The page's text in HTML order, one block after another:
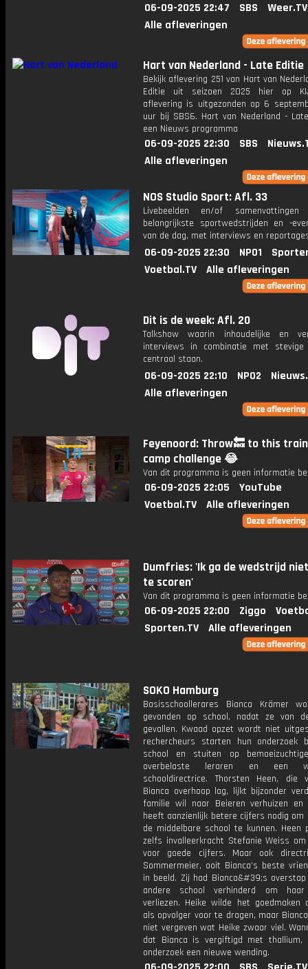
06-09-2025 22:47 SBS
Weer.TV
Alle afleveringen
Hart van Nederland - Late Editie
Bekijk aflevering 251 van Hart van
Editie uit seizoen 2025 hier op
aflevering is uitgezonden op 6
uur bij SBS6. Hart van Nederland -
een Nieuws programma
06-09-2025 22:30 SBS
Alle afleveringen
NOS Studio Sport: Afl. 33
Livebeelden en/of
belangrijkste sportwedstrijden en -
van de dag, met interviews en
06-09-2025 22:30 NPO1
Voetbal.TV
Alle afleveringen
Dit is de week: Afl. 20
Talkshow waarin inhoudelijke en
interviews in combinatie met stevige
centraal staan.
06-09-2025 22:10 NPO2
Alle afleveringen
Feyenoord: Throw🔙 to this
camp challenge 😂
Van dit programma is geen informatie
06-09-2025 22:05
YouTube
Voetbal.TV
Alle afleveringen
Dumfries: 'Ik ga de wedstrijd
te scoren'
Van dit programma is geen informatie
06-09-2025 22:00 Ziggo
Sporten.TV
Alle afleveringen
SOKO Hamburg
Basisschoollerares Bianca Krämer
gevonden op school, nadat ze van
gevallen. Kwaad opzet wordt niet
rechercheurs starten hun onderzoek
school en stuiten op
overbelaste leraren en een
schooldirectrice. Thorsten Heen, die
Bianca overhoop lag, lijkt bijzonder
familie wil naar Beieren verhuizen en
heeft aanzienlijk betere cijfers nodig om
de middelbare school te kunnen. Heen
zelfs invalleerkracht Stefanie Weiss
voor goede cijfers. Maar ook
Sommermeier, ooit Bianca’s beste
in beeld. Zij had Bianca&#39;s
andere school verhinderd om
verliezen. Heike wilde het goedmaken
als opvolger voor te dragen, maar
niet vergeven wat Heike zwaar viel.
dat Bianca is vergiftigd met thallium,
onderzoek een nieuwe wending.